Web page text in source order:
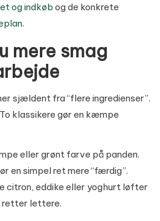
og indkøb og de konkrete
.
mere smag
sjældent fra “flere ingredienser”.
klassikere gør en kæmpe
eller grønt farve på panden.
en simpel ret mere “færdig”.
citron, eddike eller yoghurt løfter
retter lettere.